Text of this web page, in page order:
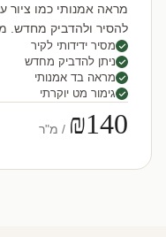
מראה אמנותי כמו ציור
להסיר ולהדביק מחדש.
מסיר ידידותי לקיר
ניתן להדביק מחדש
מראה בד אמנותי
גימור מט יוקרתי
₪140 / מ"ר